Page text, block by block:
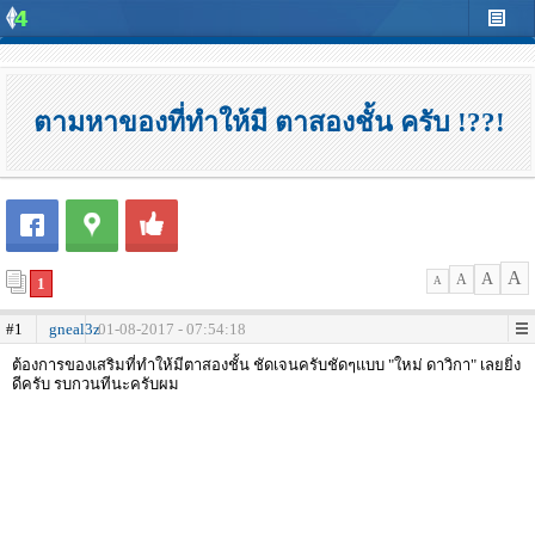
ตามหาของที่ทำให้มี ตาสองชั้น ครับ !??!
1 A A A A
#1 gneal3z01-08-2017 - 07:54:18
ต้องการของเสริมที่ทำให้มีตาสองชั้น ชัดเจนครับชัดๆแบบ "ใหม่ ดาวิกา" เลยยิ่ง
ดีครับ รบกวนทีนะครับผม